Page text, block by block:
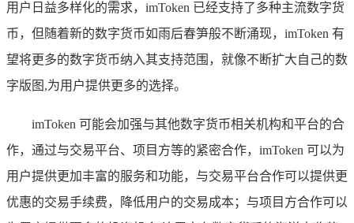
用户日益多样化的需求，imToken 已经支持了多种主流数字货
币，但随着新的数字货币如雨后春笋般不断涌现，imToken 有
望将更多的数字货币纳入其支持范围，就像不断扩大自己的数
字版图,为用户提供更多的选择。
imToken 可能会加强与其他数字货币相关机构和平台的合
作，通过与交易平台、项目方等的紧密合作，imToken 可以为
用户提供更加丰富的服务和功能，与交易平台合作可以提供更
优惠的交易手续费，降低用户的交易成本；与项目方合作可以